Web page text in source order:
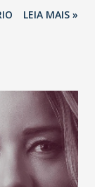
o NM2B
de marcas
Dias Branco.
autenticidade
marca,
em que todo
O NM2B
LEIA MAIS »